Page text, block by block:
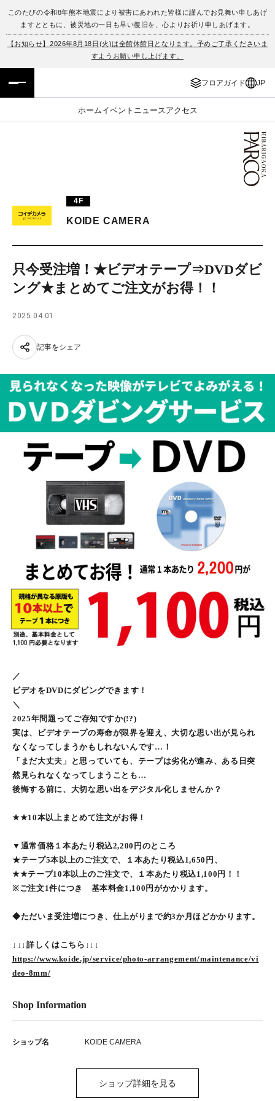
このたびの令和8年熊本地震により被害にあわれた皆様に謹んでお見舞い申しあげ
ますとともに、被災地の一日も早い復旧を、心よりお祈り申しあげます。
【お知らせ】2026年8月18日(火)は全館休館日となります。予めご了承くださいま
すようお願い申し上げます。
フロアガイド JP
ホームイベント ニュース アクセス
フロアガイド
イベント・ポップアップ
ニュース
PARCOメンバーズ
ENGLISH
簡体字
한국어
4F
KOIDE CAMERA
只今受注増！★ビデオテープ⇒DVDダビ
ング★まとめてご注文がお得！！
2025.04.01
記事をシェア
／
ビデオをDVDにダビングできます！
＼
2025年問題ってご存知ですか(!?)
実は、ビデオテープの寿命が限界を迎え、大切な思い出が見られ
なくなってしまうかもしれないんです…！
「まだ大丈夫」と思っていても、テープは劣化が進み、ある日突
然見られなくなってしまうことも…
後悔する前に、大切な思い出をデジタル化しませんか？
★★10本以上まとめて注文がお得！
▼通常価格１本あたり税込2,200円のところ
★テープ5本以上のご注文で、１本あたり税込1,650円、
★★テープ10本以上のご注文で、１本あたり税込1,100円！！
※ご注文1件につき 基本料金1,100円がかかります。
◆ただいま受注増につき、仕上がりまで約3か月ほどかかります。
↓↓↓詳しくはこちら↓↓↓
https://www.koide.jp/service/photo-arrangement/maintenance/vi
deo-8mm/
Shop Information
ショップ名 KOIDE CAMERA
ショップ詳細を見る